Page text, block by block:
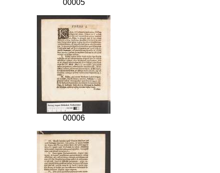
00005
00006